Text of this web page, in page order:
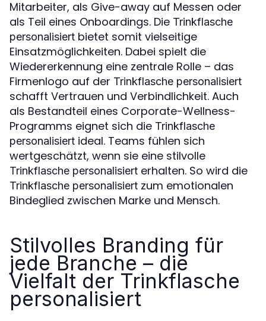
Mitarbeiter, als Give-away auf Messen oder
als Teil eines Onboardings. Die Trinkflasche
personalisiert bietet somit vielseitige
Einsatzmöglichkeiten. Dabei spielt die
Wiedererkennung eine zentrale Rolle – das
Firmenlogo auf der Trinkflasche personalisiert
schafft Vertrauen und Verbindlichkeit. Auch
als Bestandteil eines Corporate-Wellness-
Programms eignet sich die Trinkflasche
personalisiert ideal. Teams fühlen sich
wertgeschätzt, wenn sie eine stilvolle
Trinkflasche personalisiert erhalten. So wird die
Trinkflasche personalisiert zum emotionalen
Bindeglied zwischen Marke und Mensch.
Stilvolles Branding für
jede Branche – die
Vielfalt der Trinkflasche
personalisiert